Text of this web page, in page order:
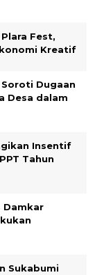
Fest,
Kreatif
Soroti Dugaan
Desa dalam
Insentif
Tahun
Damkar
Sukabumi